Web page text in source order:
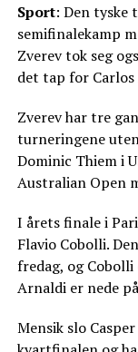
Sport: Den tyske
semifinalekamp
Zverev tok seg
det tap for
Zverev har tre
turneringene
Dominic Thiem i
Australian Open
I årets finale i
Flavio Cobolli.
fredag, og
Arnaldi er nede
Mensik slo